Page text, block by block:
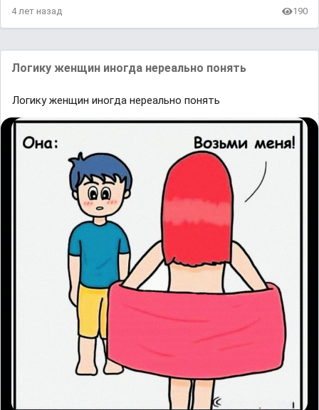
4 лет назад 190
Логику женщин иногда нереально понять
Логику женщин иногда нереально понять